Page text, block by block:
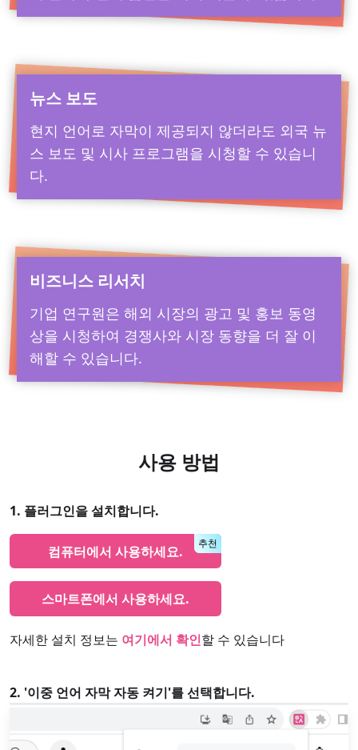
뉴스 보도
현지 언어로 자막이 제공되지 않더라도 외국 뉴
스 보도 및 시사 프로그램을 시청할 수 있습니
다.
비즈니스 리서치
기업 연구원은 해외 시장의 광고 및 홍보 동영
상을 시청하여 경쟁사와 시장 동향을 더 잘 이
해할 수 있습니다.
사용 방법
1. 플러그인을 설치합니다.
컴퓨터에서 사용하세요. 추천
스마트폰에서 사용하세요.
자세한 설치 정보는 여기에서 확인할 수 있습니다
2. '이중 언어 자막 자동 켜기'를 선택합니다.